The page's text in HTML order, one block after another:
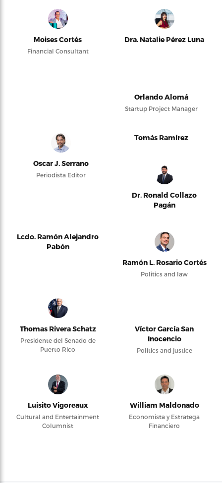
Moises Cortés
Financial Consultant
Dra. Natalie Pérez Luna
Orlando Alomá
Startup Project Manager
Oscar J. Serrano
Periodista Editor
Tomás Ramírez
Dr. Ronald Collazo
Pagán
Lcdo. Ramón Alejandro
Pabón
Ramón L. Rosario Cortés
Politics and law
Thomas Rivera Schatz
Presidente del Senado de
Puerto Rico
Víctor García San
Inocencio
Politics and justice
Luisito Vigoreaux
Cultural and Entertainment
Columnist
William Maldonado
Economista y Estratega
Financiero